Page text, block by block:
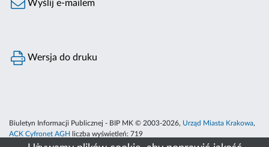
Wyślij e-mailem
Wersja do druku
Biuletyn Informacji Publicznej - BIP MK © 2003-2026, Urząd Miasta Krakowa,
ACK Cyfronet AGH
liczba wyświetleń: 719